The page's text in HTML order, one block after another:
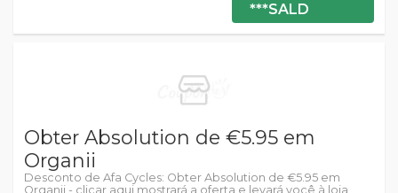
***SALD
Obter Absolution de €5.95 em
Organii
Desconto de Afa Cycles: Obter Absolution de €5.95 em
Organii - clicar aqui mostrará a oferta e levará você à loja